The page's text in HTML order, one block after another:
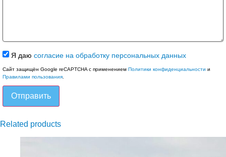
Я даю согласие на обработку персональных данных
Сайт защищён Google reCAPTCHA с применением Политики конфиденциальности и
Правилами пользования
Отправить
Related products